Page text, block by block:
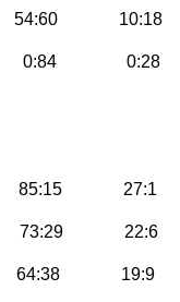
10:18
0:28
27:1
22:6
19:9